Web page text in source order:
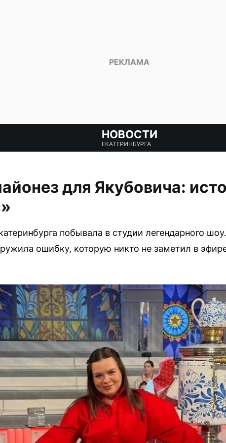
НОВОСТИ
ЕКАТЕРИНБУРГА
для Якубовича:
побывала в студии легендарного
ошибку, которую никто не заметил в